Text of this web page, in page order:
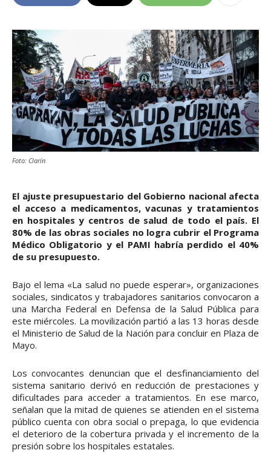
Foto: Clarín
El ajuste presupuestario del Gobierno nacional afecta
el acceso a medicamentos, vacunas y tratamientos
en hospitales y centros de salud de todo el país. El
80% de las obras sociales no logra cubrir el Programa
Médico Obligatorio y el PAMI habría perdido el 40%
de su presupuesto.
Bajo el lema «La salud no puede esperar», organizaciones
sociales, sindicatos y trabajadores sanitarios convocaron a
una Marcha Federal en Defensa de la Salud Pública para
este miércoles. La movilización partió a las 13 horas desde
el Ministerio de Salud de la Nación para concluir en Plaza de
Mayo.
Los convocantes denuncian que el desfinanciamiento del
sistema sanitario derivó en reducción de prestaciones y
dificultades para acceder a tratamientos. En ese marco,
señalan que la mitad de quienes se atienden en el sistema
público cuenta con obra social o prepaga, lo que evidencia
el deterioro de la cobertura privada y el incremento de la
presión sobre los hospitales estatales.